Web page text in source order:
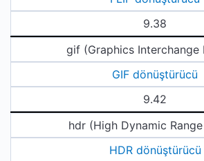
9.38
gif (Graphics Interchange
GIF dönüştürücü
9.42
hdr (High Dynamic
HDR dönüştürücü